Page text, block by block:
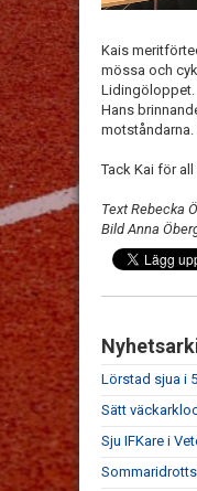
Kais
mössa och
Lidingöloppet.
Hans
Tack Kai för
Text Rebecka
Bild Anna
Lörstad sjua i
Sätt
Sju IFKare i